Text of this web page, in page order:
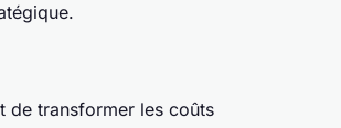
de transformer les coûts